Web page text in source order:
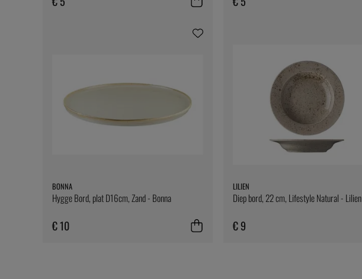
BONNA
Hygge Bord, plat D16cm, Zand - Bonna
€ 10
LILIEN
Diep bord, 22 cm, Lifestyle Natural - Lilien
€ 9